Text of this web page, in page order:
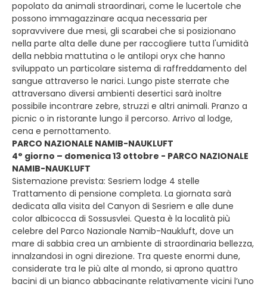
popolato da animali straordinari, come le lucertole che
possono immagazzinare acqua necessaria per
sopravvivere due mesi, gli scarabei che si posizionano
nella parte alta delle dune per raccogliere tutta l'umidità
della nebbia mattutina o le antilopi oryx che hanno
sviluppato un particolare sistema di raffreddamento del
sangue attraverso le narici. Lungo piste sterrate che
attraversano diversi ambienti desertici sarà inoltre
possibile incontrare zebre, struzzi e altri animali. Pranzo a
picnic o in ristorante lungo il percorso. Arrivo al lodge,
cena e pernottamento.
PARCO NAZIONALE NAMIB-NAUKLUFT
4° giorno – domenica 13 ottobre - PARCO NAZIONALE
NAMIB-NAUKLUFT
Sistemazione prevista: Sesriem lodge 4 stelle
Trattamento di pensione completa. La giornata sarà
dedicata alla visita del Canyon di Sesriem e alle dune
color albicocca di Sossusvlei. Questa è la località più
celebre del Parco Nazionale Namib-Naukluft, dove un
mare di sabbia crea un ambiente di straordinaria bellezza,
innalzandosi in ogni direzione. Tra queste enormi dune,
considerate tra le più alte al mondo, si aprono quattro
bacini di un bianco abbacinante relativamente vicini l’uno